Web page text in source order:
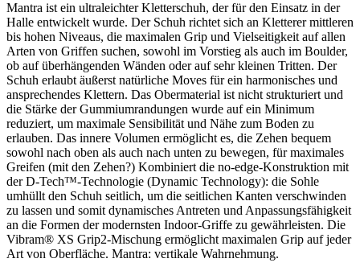
Mantra ist ein ultraleichter Kletterschuh, der für den Einsatz in der
Halle entwickelt wurde. Der Schuh richtet sich an Kletterer mittleren
bis hohen Niveaus, die maximalen Grip und Vielseitigkeit auf allen
Arten von Griffen suchen, sowohl im Vorstieg als auch im Boulder,
ob auf überhängenden Wänden oder auf sehr kleinen Tritten. Der
Schuh erlaubt äußerst natürliche Moves für ein harmonisches und
ansprechendes Klettern. Das Obermaterial ist nicht strukturiert und
die Stärke der Gummiumrandungen wurde auf ein Minimum
reduziert, um maximale Sensibilität und Nähe zum Boden zu
erlauben. Das innere Volumen ermöglicht es, die Zehen bequem
sowohl nach oben als auch nach unten zu bewegen, für maximales
Greifen (mit den Zehen?) Kombiniert die no-edge-Konstruktion mit
der D-Tech™-Technologie (Dynamic Technology): die Sohle
umhüllt den Schuh seitlich, um die seitlichen Kanten verschwinden
zu lassen und somit dynamisches Antreten und Anpassungsfähigkeit
an die Formen der modernsten Indoor-Griffe zu gewährleisten. Die
Vibram® XS Grip2-Mischung ermöglicht maximalen Grip auf jeder
Art von Oberfläche. Mantra: vertikale Wahrnehmung.